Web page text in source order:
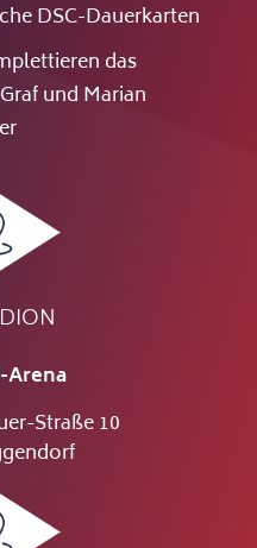
DSC-Dauerkarten
das
und Marian
Straße 10